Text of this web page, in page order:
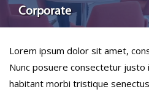
Corporate
Lorem ipsum dolor sit amet,
Nunc posuere consectetur
habitant morbi tristique